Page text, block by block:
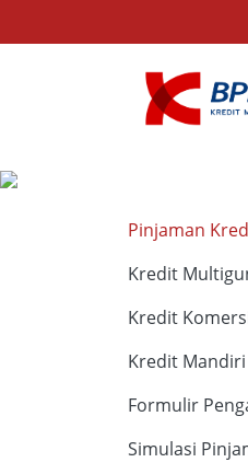
Pinjaman
Kredit
Kredit
Kredit
Formulir
Simulasi